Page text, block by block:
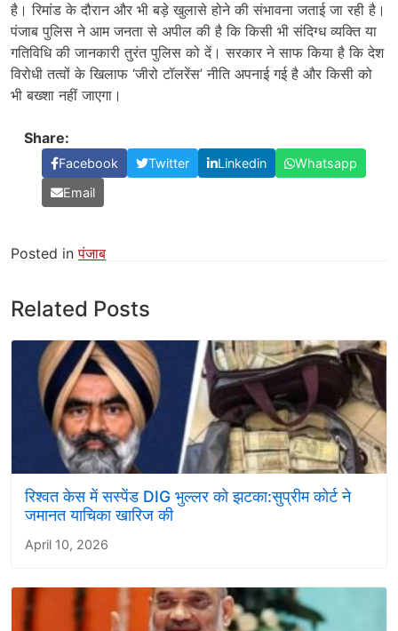
है।रिमांडकेदौरान और भीबड़ेखुलासेहोनेकीसंभावनाजताईजारहीहै।
पंजाबपुलिसने आमजनतासे अपीलकीहैकिकिसी भीसंदिग्धव्यक्तिया
गतिविधिकीजानकारीतुरंतपुलिसकोदें।सरकारनेसाफकियाहैकिदेश
विरोधीतत्वोंकेखिलाफ ‘जीरोटॉलरेंस’नीति अपनाईगईहै औरकिसीको
भीबख्शानहींजाएगा।
Share:
Facebook Twitter Linkedin
Whatsapp
Email
Posted inपंजाब
Related Posts
रिश्वत केस में सस्पेंड DIG भुल्लर को झटका:सुप्रीम कोर्ट ने
जमानत याचिका खारिज की
April 10, 2026